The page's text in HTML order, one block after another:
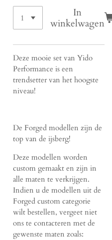
In
winkelwagen
Deze mooie set van Yido
Performance is een
trendsetter van het hoogste
niveau!
De Forged modellen zijn de
top van de ijsberg!
Deze modellen worden
custom gemaakt en zijn in
alle maten te verkrijgen.
Indien u de modellen uit de
Forged custom categorie
wilt bestellen, vergeet niet
ons te contacteren met de
gewenste maten zoals: